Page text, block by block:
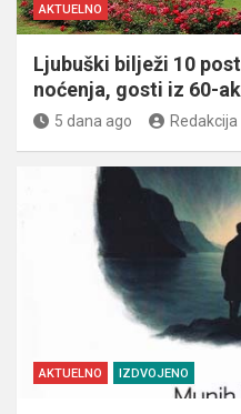
AKTUELNO
Ljubuški bilježi 10
noćenja, gosti iz 60-
5 dana ago Redakcija
AKTUELNO IZDVOJENO